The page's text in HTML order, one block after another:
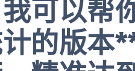
可以帮
的版本